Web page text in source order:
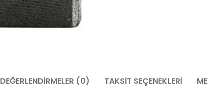
DEĞERLENDIRMELER (0) TAKSIT SEÇENEKLERI